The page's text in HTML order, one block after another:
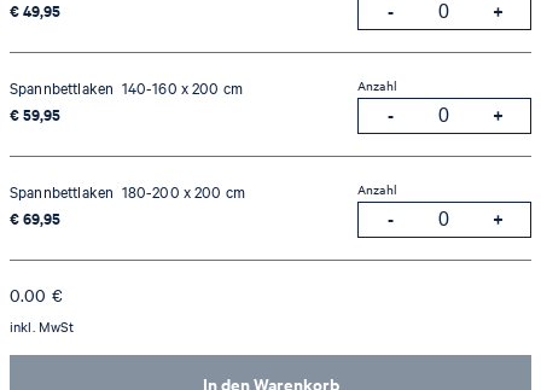
€ 49,95
Spannbettlaken 140-160 x 200 cm
€ 59,95
Anzahl
Spannbettlaken 180-200 x 200 cm
€ 69,95
Anzahl
In den Warenkorb
0.00 €
inkl. MwSt